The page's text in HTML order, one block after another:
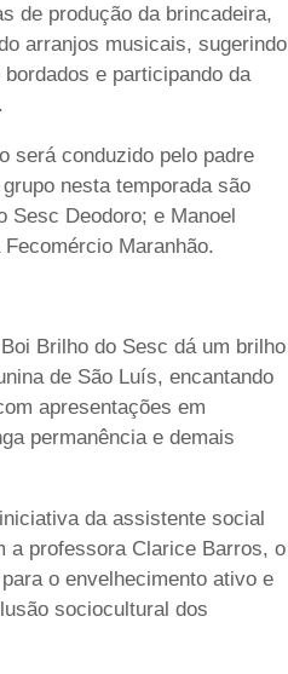
de produção da brincadeira,
arranjos musicais, sugerindo
e participando da
será conduzido pelo padre
nesta temporada são
Sesc Deodoro; e Manoel
Maranhão.
Brilho do Sesc dá um brilho
de São Luís, encantando
apresentações em
permanência e demais
da assistente social
a professora Clarice Barros, o
o envelhecimento ativo e
sociocultural dos